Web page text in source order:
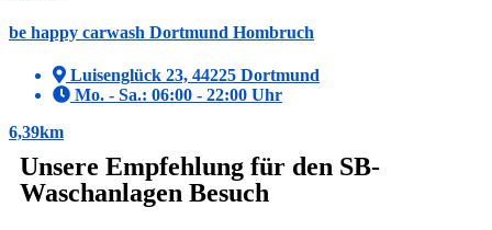
be happy carwash Dortmund Hombruch
Luisenglück 23, 44225 Dortmund
Mo. - Sa.: 06:00 - 22:00 Uhr
6,39km
Unsere Empfehlung für den SB-
Waschanlagen Besuch